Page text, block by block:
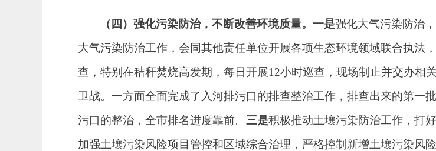
（四）强化污染防治，不断改善环境质量。一是强化大气污染防治
大气污染防治工作，会同其他责任单位开展各项生态环境领域联合执法
查，特别在秸秆焚烧高发期，每日开展12小时巡查，现场制止并交办相关
卫战。一方面全面完成了入河排污口的排查整治工作， 排查出来的第一
污口的整治，全市排名进度靠前。 三是积极推动土壤污染防治工作，打好
加强土壤污染风险项目管控和区域综合治理， 严格控制新增土壤污染风险